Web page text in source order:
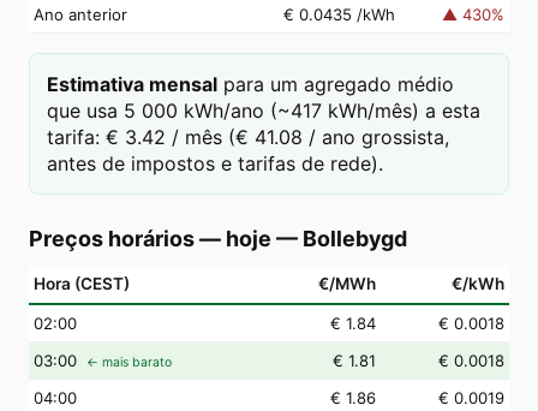
Ano anterior
€ 0.0435 /kWh ▲ 430%
Estimativa mensal para um agregado médio
que usa 5 000 kWh/ano (~417 kWh/mês) a esta
tarifa: € 3.42 / mês (€ 41.08 / ano grossista,
antes de impostos e tarifas de rede).
Preços horários — hoje — Bollebygd
Hora (CEST) €/MWh €/kWh
02:00 € 1.84
€ 0.0018
03:00 ← mais barato € 1.81
€ 0.0018
04:00 € 1.86
€ 0.0019